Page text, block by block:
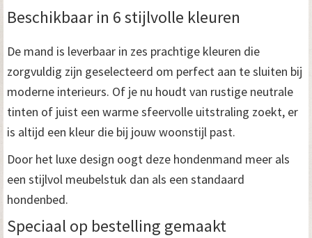
Beschikbaar in 6 stijlvolle kleuren
De mand is leverbaar in zes prachtige kleuren die
zorgvuldig zijn geselecteerd om perfect aan te sluiten bij
moderne interieurs. Of je nu houdt van rustige neutrale
tinten of juist een warme sfeervolle uitstraling zoekt, er
is altijd een kleur die bij jouw woonstijl past.
Door het luxe design oogt deze hondenmand meer als
een stijlvol meubelstuk dan als een standaard
hondenbed.
Speciaal op bestelling gemaakt